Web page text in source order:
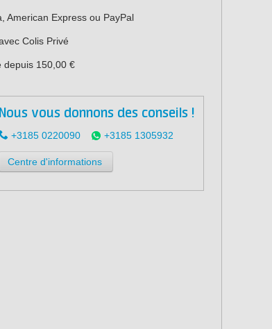
American Express ou PayPal
Colis Privé
depuis 150,00 €
Nous vous donnons des conseils !
+3185 0220090 +3185 1305932
Centre d'informations